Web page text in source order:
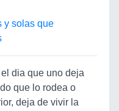
y solas que
dia que uno deja
que lo rodea o
deja de vivir la